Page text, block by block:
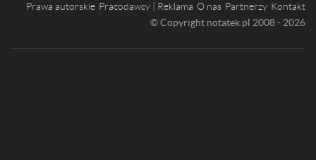
Prawa autorskie Pracodawcy | Reklama O nas Partnerzy Kontakt
© Copyright notatek.pl 2008 - 2026